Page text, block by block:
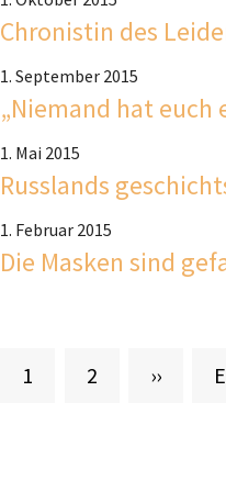
Chronistin des
1. September 2015
„Niemand hat euch
1. Mai 2015
Russlands
1. Februar 2015
Die Masken sind
Aktuelle Seite
1 Seite
2 ››